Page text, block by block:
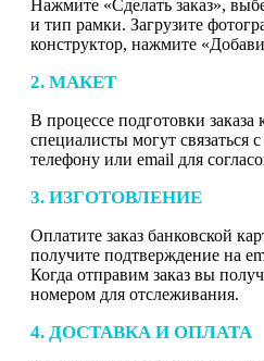
Нажмите «Сделать заказ»,
и тип рамки. Загрузите
конструктор, нажмите
2. МАКЕТ
В процессе подготовки заказа
специалисты могут связаться
телефону или email для
3. ИЗГОТОВЛЕНИЕ
Оплатите заказ банковской
получите подтверждение на
Когда отправим заказ вы
номером для отслеживания.
4. ДОСТАВКА И ОПЛАТА